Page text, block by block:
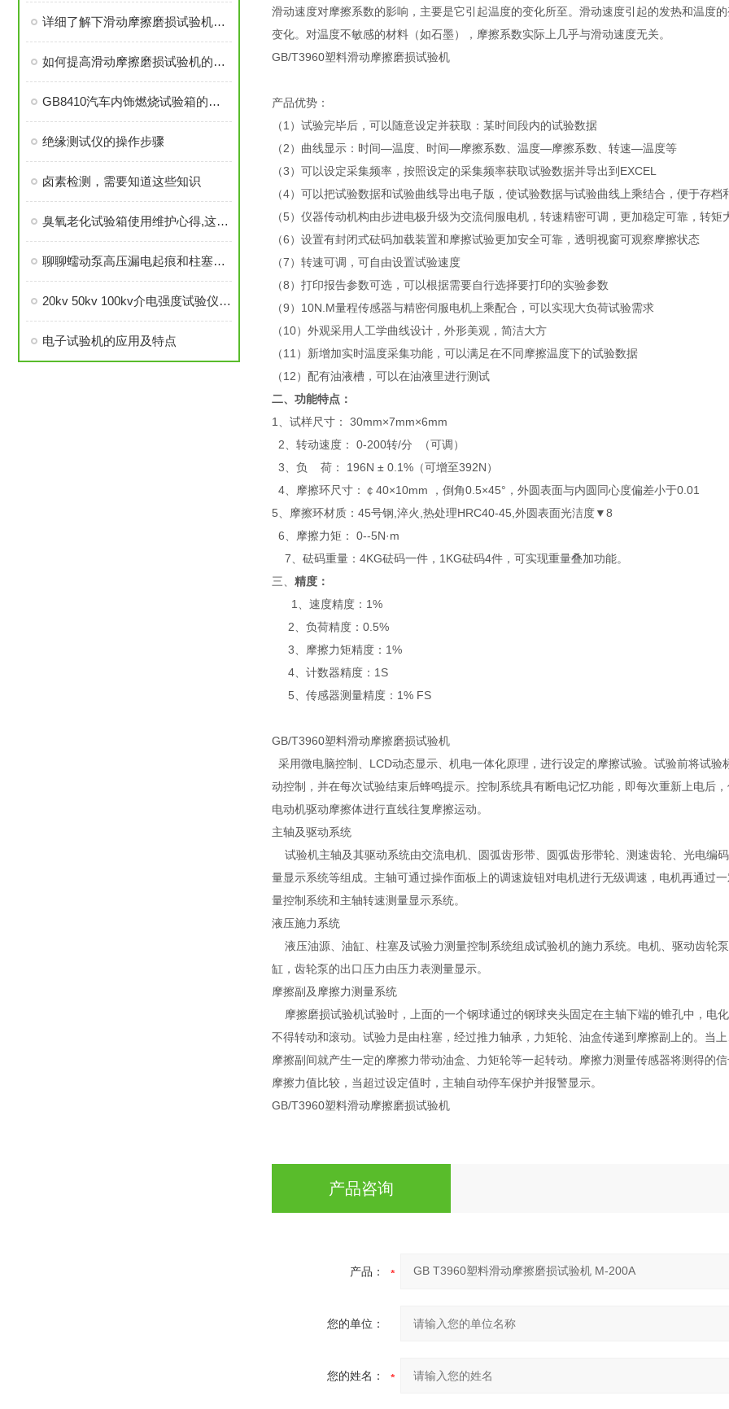
详细了解下滑动摩擦磨损试验机的维护与保养指南
如何提高滑动摩擦磨损试验机的使用寿命？
GB8410汽车内饰燃烧试验箱的详细介绍
绝缘测试仪的操作步骤
卤素检测，需要知道这些知识
臭氧老化试验箱使用维护心得,这次全给你
聊聊蠕动泵高压漏电起痕和柱塞泵CTI测试仪如何选择
20kv 50kv 100kv介电强度试验仪特点介绍
电子试验机的应用及特点
滑动速度对摩擦系数的影响，主要是它引起温度的变化所至。滑动速度引起的发热和温度
变化。对温度不敏感的材料（如石墨），摩擦系数实际上几乎与滑动速度无关。
GB/T3960塑料滑动摩擦磨损试验机
产品优势：
（1）试验完毕后，可以随意设定并获取：某时间段内的试验数据
（2）曲线显示：时间—温度、时间—摩擦系数、温度—摩擦系数、转速—温度等
（3）可以设定采集频率，按照设定的采集频率获取试验数据并导出到EXCEL
（4）可以把试验数据和试验曲线导出电子版，使试验数据与试验曲线上乘结合，便于存档
（5）仪器传动机构由步进电极升级为交流伺服电机，转速精密可调，更加稳定可靠，转矩
（6）设置有封闭式砝码加载装置和摩擦试验更加安全可靠，透明视窗可观察摩擦状态
（7）转速可调，可自由设置试验速度
（8）打印报告参数可选，可以根据需要自行选择要打印的实验参数
（9）10N.M量程传感器与精密伺服电机上乘配合，可以实现大负荷试验需求
（10）外观采用人工学曲线设计，外形美观，简洁大方
（11）新增加实时温度采集功能，可以满足在不同摩擦温度下的试验数据
（12）配有油液槽，可以在油液里进行测试
二、 功能特点：
1、试样尺寸： 30mm×7mm×6mm
2、转动速度： 0-200转/分 （可调）
3、负 荷： 196N ± 0.1%（可增至392N）
4、摩擦环尺寸：￠40×10mm ，倒角0.5×45°，外圆表面与内圆同心度偏差小于0.01
5、摩擦环材质：45号钢,淬火,热处理HRC40-45,外圆表面光洁度▼8
6、摩擦力矩： 0--5N·m
7、砝码重量：4KG砝码一件，1KG砝码4件，可实现重量叠加功能。
三、 精度：
1、速度精度：1%
2、负荷精度：0.5%
3、摩擦力矩精度：1%
4、计数器精度：1S
5、传感器测量精度：1% FS
GB/T3960塑料滑动摩擦磨损试验机
采用微电脑控制、LCD动态显示、机电一体化原理，进行设定的摩擦试验。试验前将试
动控制，并在每次试验结束后蜂鸣提示。控制系统具有断电记忆功能，即每次重新上电后
电动机驱动摩擦体进行直线往复摩擦运动。
主轴及驱动系统
试验机主轴及其驱动系统由交流电机、圆弧齿形带、圆弧齿形带轮、测速齿轮、光电编
量显示系统等组成。主轴可通过操作面板上的调速旋钮对电机进行无级调速，电机再通过
量控制系统和主轴转速测量显示系统。
液压施力系统
液压油源、油缸、柱塞及试验力测量控制系统组成试验机的施力系统。电机、驱动齿轮
缸，齿轮泵的出口压力由压力表测量显示。
摩擦副及摩擦力测量系统
摩擦磨损试验机试验时，上面的一个钢球通过的钢球夹头固定在主轴下端的锥孔中，电
不得转动和滚动。试验力是由柱塞，经过推力轴承，力矩轮、油盒传递到摩擦副上的。当
摩擦副间就产生一定的摩擦力带动油盒、力矩轮等一起转动。摩擦力测量传感器将测得的
摩擦力值比较，当超过设定值时，主轴自动停车保护并报警显示。
GB/T3960塑料滑动摩擦磨损试验机
产品咨询
产品：
您的单位：
您的姓名：